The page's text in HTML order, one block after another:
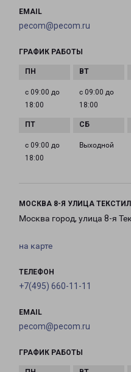
EMAIL
pecom@pecom.ru
ГРАФИК РАБОТЫ
с 09:00 до
18:00
с 09:00 до
18:00
с 09:00 до
18:00
Выходной
МОСКВА 8-Я УЛИЦА
Москва город, улица 8-я
на карте
ТЕЛЕФОН
+7(495) 660-11-11
EMAIL
pecom@pecom.ru
ГРАФИК РАБОТЫ